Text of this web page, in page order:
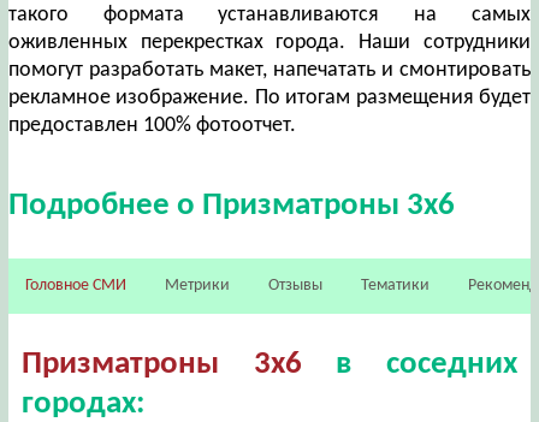
такого формата устанавливаются на самых
оживленных перекрестках города. Наши сотрудники
помогут разработать макет, напечатать и смонтировать
рекламное изображение. По итогам размещения будет
предоставлен 100% фотоотчет.
Подробнее о Призматроны 3х6
Головное СМИ Метрики Отзывы Тематики
Призматроны 3х6 в соседних
городах: